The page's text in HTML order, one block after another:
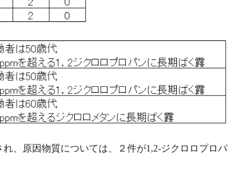
、原因物質については、２件が1,2-ジクロロプロパ